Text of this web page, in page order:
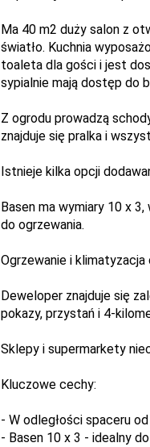
Ma 40 m2 duży salon z
światło. Kuchnia
toaleta dla gości i jest
sypialnie mają dostęp do
Z ogrodu prowadzą
znajduje się pralka i
Istnieje kilka opcji
Basen ma wymiary 10 x
do ogrzewania.
Ogrzewanie i
Deweloper znajduje się
pokazy, przystań i 4-
Sklepy i supermarkety
Kluczowe cechy:
- W odległości spaceru
- Basen 10 x 3 - idealny do